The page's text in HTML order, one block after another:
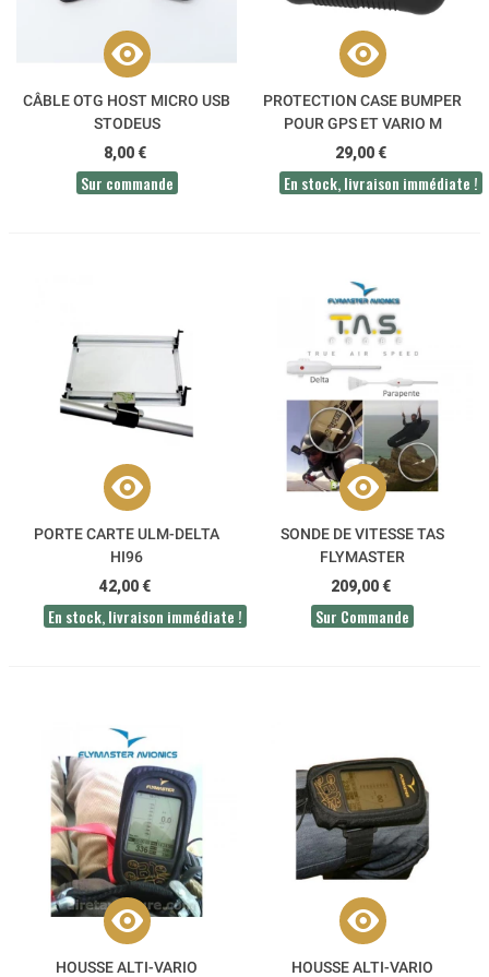
CÂBLE OTG HOST MICRO USB
STODEUS
8,00 €
Sur commande
PROTECTION CASE BUMPER
POUR GPS ET VARIO M
FLYMASTER
29,00 €
En stock, livraison immédiate !
PORTE CARTE ULM-DELTA
HI96
42,00 €
En stock, livraison immédiate !
SONDE DE VITESSE TAS
FLYMASTER
209,00 €
Sur Commande
HOUSSE ALTI-VARIO
HOUSSE ALTI-VARIO